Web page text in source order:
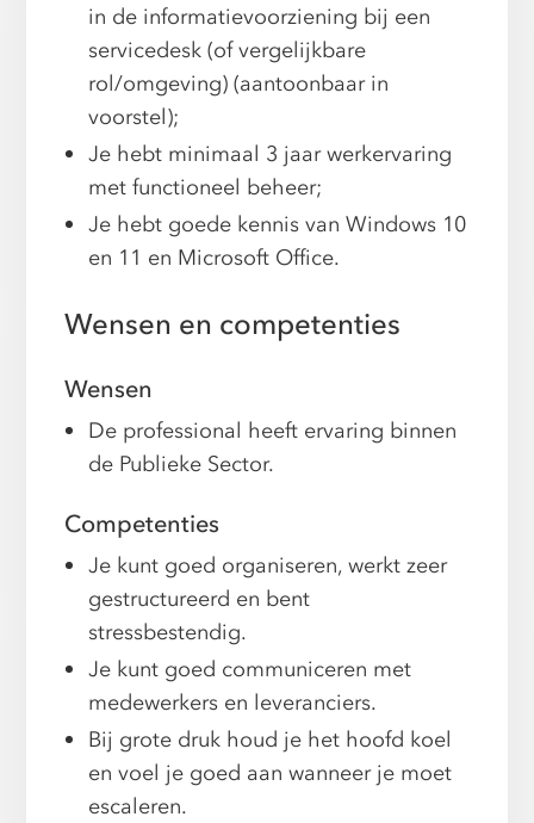
in de informatievoorziening bij een
servicedesk (of vergelijkbare
rol/omgeving) (aantoonbaar in
voorstel);
Je hebt minimaal 3 jaar werkervaring
met functioneel beheer;
Je hebt goede kennis van Windows 10
en 11 en Microsoft Office.
Wensen en competenties
Wensen
De professional heeft ervaring binnen
de Publieke Sector.
Competenties
Je kunt goed organiseren, werkt zeer
gestructureerd en bent
stressbestendig.
Je kunt goed communiceren met
medewerkers en leveranciers.
Bij grote druk houd je het hoofd koel
en voel je goed aan wanneer je moet
escaleren.